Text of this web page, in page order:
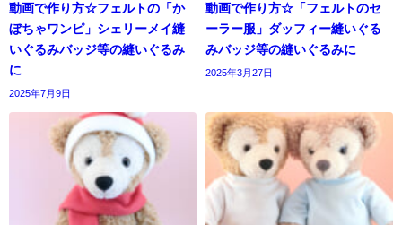
動画で作り方☆フェルトの「か
ぼちゃワンピ」シェリーメイ縫
いぐるみバッジ等の縫いぐるみ
に
2025年7月9日
動画で作り方☆「フェルトのセ
ーラー服」ダッフィー縫いぐる
みバッジ等の縫いぐるみに
2025年3月27日